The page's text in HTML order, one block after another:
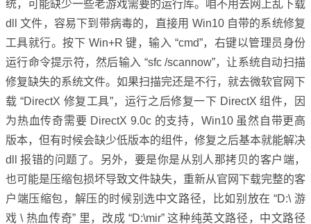
统，可能缺少一些老游戏需要的运行库。咱不用去网上乱下载
dll 文件，容易下到带病毒的，直接用 Win10 自带的系统修复
工具就行。按下 Win+R 键，输入 “cmd”，右键以管理员身份
运行命令提示符，然后输入 “sfc /scannow”，让系统自动扫描
修复缺失的系统文件。如果扫描完还是不行，就去微软官网下
载 “DirectX 修复工具”，运行之后修复一下 DirectX 组件，因
为热血传奇需要 DirectX 9.0c 的支持，Win10 虽然自带更高
版本，但有时候会缺少低版本的组件，修复之后基本就能解决
dll 报错的问题了。另外，要是你是从别人那拷贝的客户端，
也可能是压缩包损坏导致文件缺失，重新从官网下载完整的客
户端压缩包，解压的时候别选中文路径，比如别放在 “D:\ 游
戏 \ 热血传奇” 里，改成 “D:\mir” 这种纯英文路径，中文路径